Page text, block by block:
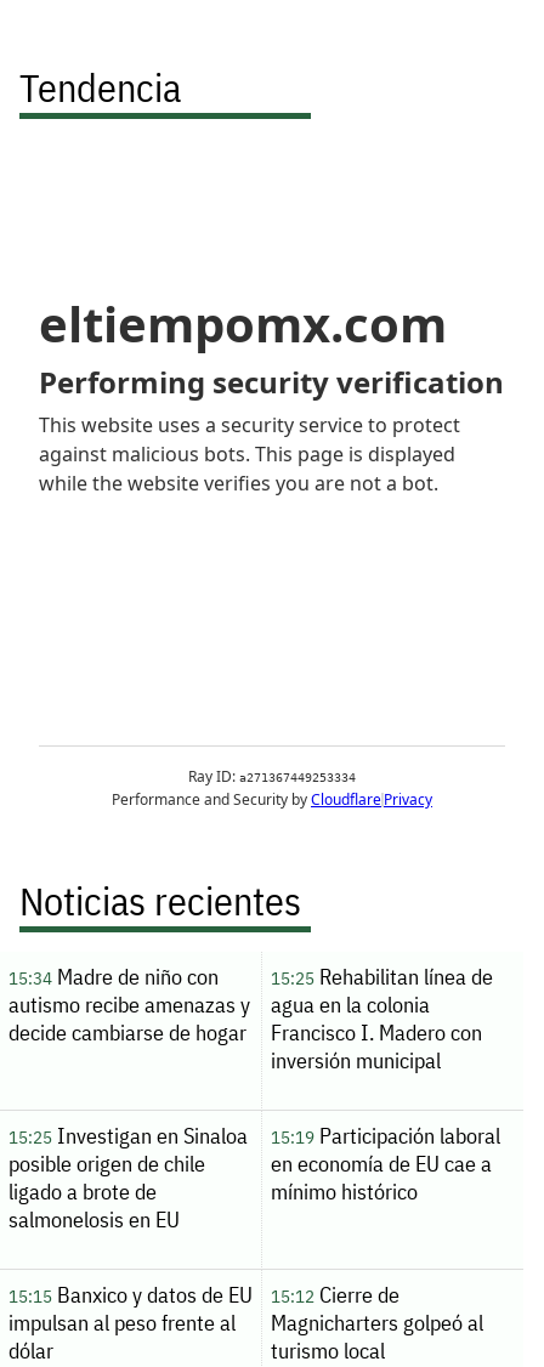
Tendencia
Noticias recientes
15:34Madre de niño con
autismo recibe amenazas y
decide cambiarse de hogar
15:25Rehabilitan línea de
agua en la colonia
Francisco I. Madero con
inversión municipal
15:25Investigan en Sinaloa
posible origen de chile
ligado a brote de
salmonelosis en EU
15:19Participación laboral
en economía de EU cae a
mínimo histórico
15:15Banxico y datos de EU
impulsan al peso frente al
dólar
15:12Cierre de
Magnicharters golpeó al
turismo local